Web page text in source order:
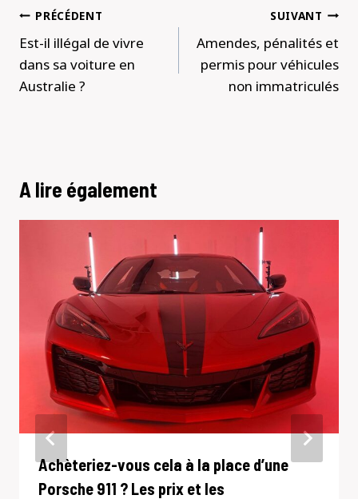
Navigation
de
l’article
PRÉCÉDENT
Est-il illégal de vivre
dans sa voiture en
Australie ?
SUIVANT
Amendes, pénalités et
permis pour véhicules
non immatriculés
A lire également
Achèteriez-vous cela à la place d’une
Porsche 911 ? Les prix et les